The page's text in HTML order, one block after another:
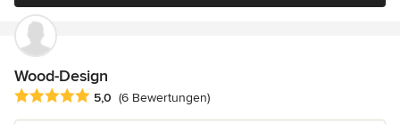
Wood-Design
Durchschnittliche Bewertung: 5 von 5 Sternen
5,0 (6 Bewertungen)